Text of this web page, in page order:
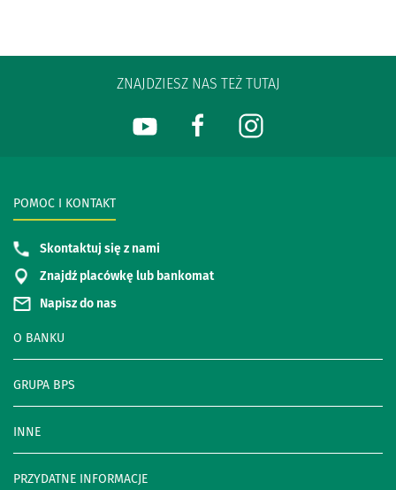
ZNAJDZIESZ NAS TEŻ TUTAJ
O BANKU
GRUPA BPS
INNE
POMOC I KONTAKT
Skontaktuj się z nami
Znajdź placówkę lub bankomat
Napisz do nas
PRZYDATNE INFORMACJE